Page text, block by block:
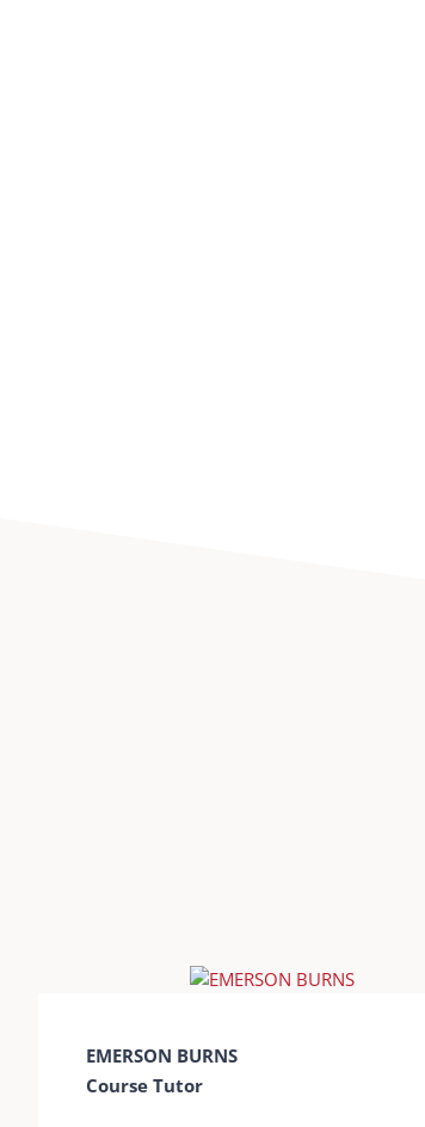
EMERSON BURNS
Course Tutor